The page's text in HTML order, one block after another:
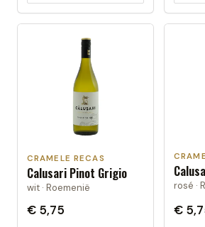
CRAMELE RECAS
Calusari Pinot Grigio
wit · Roemenië
€ 5,75
rosé ·
€